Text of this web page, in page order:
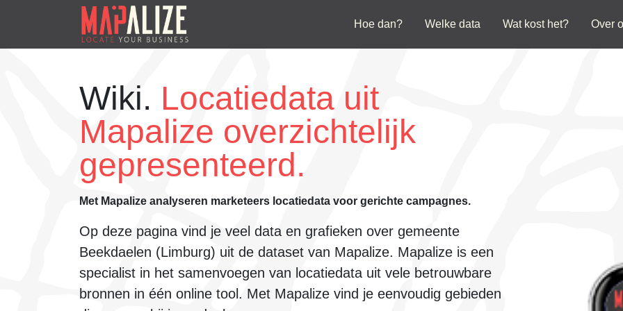
Hoe dan? Welke data Wat kost het? Over
Wiki. Locatiedata uit
Mapalize overzichtelijk
gepresenteerd.
Met Mapalize analyseren marketeers locatiedata voor gerichte campagnes.
Op deze pagina vind je veel data en grafieken over gemeente
Beekdaelen (Limburg) uit de dataset van Mapalize. Mapalize is een
specialist in het samenvoegen van locatiedata uit vele betrouwbare
bronnen in één online tool. Met Mapalize vind je eenvoudig gebieden